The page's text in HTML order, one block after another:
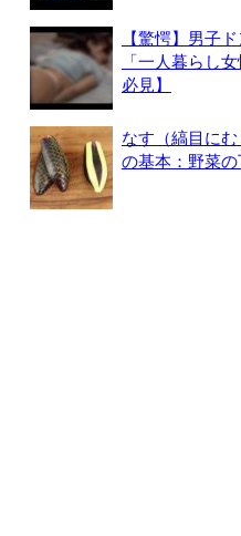
【驚愕】男子
「一人暮らし
必見】
なす（縞目
の基本：野菜の